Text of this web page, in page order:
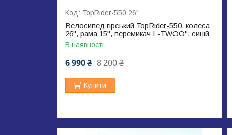
TopRider-550 26"
Велосипед гірський TopRider-550, колеса
26", рама 15", перемикач L-TWOO", синій
В наявності
8 200 ₴
6 990 ₴
Купити